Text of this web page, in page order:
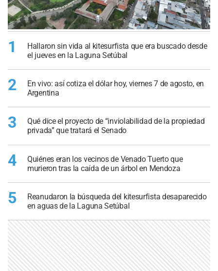
1
Hallaron sin vida al kitesurfista que era buscado desde
el jueves en la Laguna Setúbal
2
En vivo: así cotiza el dólar hoy, viernes 7 de agosto, en
Argentina
3
Qué dice el proyecto de “inviolabilidad de la propiedad
privada” que tratará el Senado
4
Quiénes eran los vecinos de Venado Tuerto que
murieron tras la caída de un árbol en Mendoza
5
Reanudaron la búsqueda del kitesurfista desaparecido
en aguas de la Laguna Setúbal